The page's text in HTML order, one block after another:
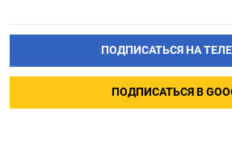
ПОДПИСАТЬСЯ НА
ПОДПИСАТЬСЯ В